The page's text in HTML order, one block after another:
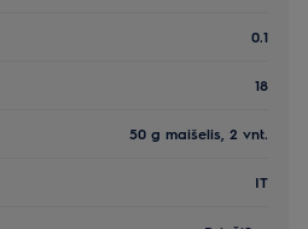
0.1
18
50 g maišelis, 2 vnt.
IT